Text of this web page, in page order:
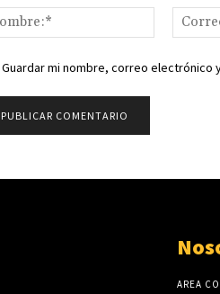
Nombre:*
Guardar mi nombre, correo electrónico
AREA